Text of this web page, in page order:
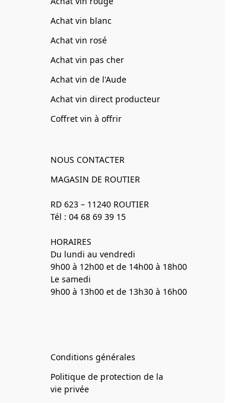
Achat vin blanc
Achat vin rosé
Achat vin pas cher
Achat vin de l'Aude
Achat vin direct producteur
Coffret vin à offrir
NOUS CONTACTER
MAGASIN DE ROUTIER
RD 623 – 11240 ROUTIER
Tél : 04 68 69 39 15
HORAIRES
Du lundi au vendredi
9h00 à 12h00 et de 14h00 à 18h00
Le samedi
9h00 à 13h00 et de 13h30 à 16h00
Conditions générales
Politique de protection de la
vie privée